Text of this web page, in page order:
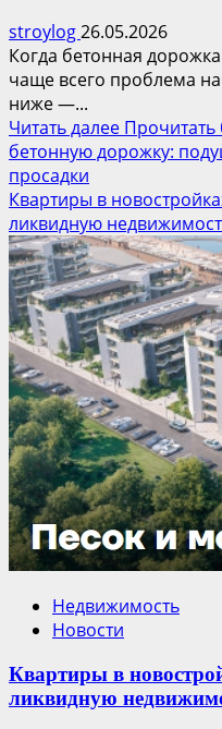
stroylog26.05.2026
Когда бетонная
чаще всего проблема
ниже —...
Читать далее
бетонную дорожку:
просадки
Квартиры в
ликвидную
Недвижимость
Новости
Квартиры в
ликвидную